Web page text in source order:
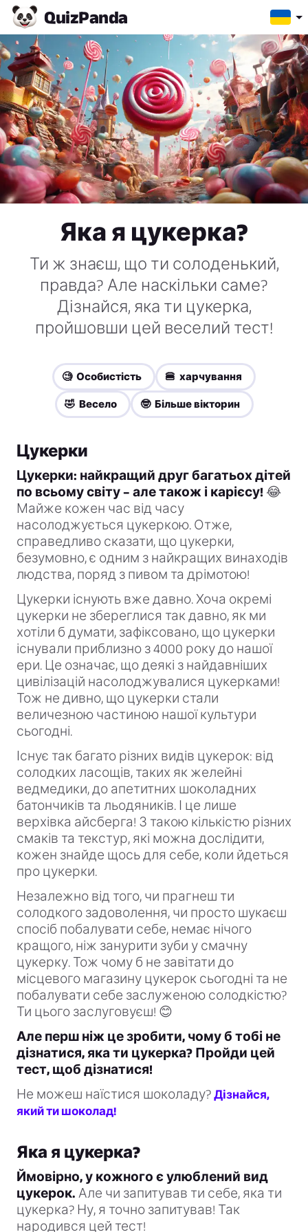
QuizPanda
Яка я цукерка?
Ти ж знаєш, що ти солоденький,
правда? Але наскільки саме?
Дізнайся, яка ти цукерка,
пройшовши цей веселий тест!
🧐 Особистість 🍔 харчування
🤣 Весело 🤓 Більше вікторин
Цукерки
Цукерки: найкращий друг багатьох дітей
по всьому світу – але також і карієсу! 😂
Майже кожен час від часу
насолоджується цукеркою. Отже,
справедливо сказати, що цукерки,
безумовно, є одним з найкращих винаходів
людства, поряд з пивом та дрімотою!
Цукерки існують вже давно. Хоча окремі
цукерки не збереглися так давно, як ми
хотіли б думати, зафіксовано, що цукерки
існували приблизно з 4000 року до нашої
ери. Це означає, що деякі з найдавніших
цивілізацій насолоджувалися цукерками!
Тож не дивно, що цукерки стали
величезною частиною нашої культури
сьогодні.
Існує так багато різних видів цукерок: від
солодких ласощів, таких як желейні
ведмедики, до апетитних шоколадних
батончиків та льодяників. І це лише
верхівка айсберга! З такою кількістю різних
смаків та текстур, які можна дослідити,
кожен знайде щось для себе, коли йдеться
про цукерки.
Незалежно від того, чи прагнеш ти
солодкого задоволення, чи просто шукаєш
спосіб побалувати себе, немає нічого
кращого, ніж занурити зуби у смачну
цукерку. Тож чому б не завітати до
місцевого магазину цукерок сьогодні та не
побалувати себе заслуженою солодкістю?
Ти цього заслуговуєш! 😊
Але перш ніж це зробити, чому б тобі не
дізнатися, яка ти цукерка? Пройди цей
тест, щоб дізнатися!
Не можеш наїстися шоколаду? Дізнайся,
який ти шоколад!
Яка я цукерка?
Ймовірно, у кожного є улюблений вид
цукерок. Але чи запитував ти себе, яка ти
цукерка? Ну, я точно запитував! Так
народився цей тест!